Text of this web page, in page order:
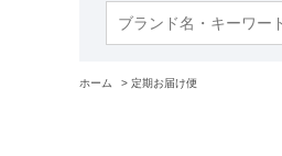
ホーム > 定期お届け便